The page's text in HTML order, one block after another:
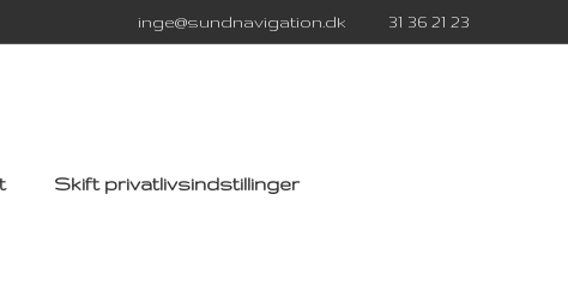
inge@sundnavigation.dk 31 36 21 23
Skift privatlivsindstillinger